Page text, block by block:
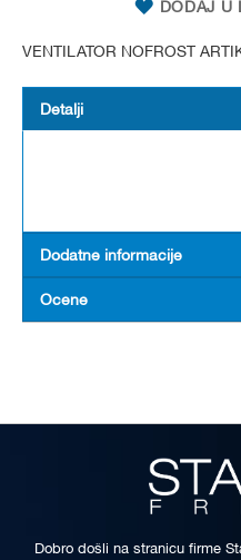
DODAJ U
VENTILATOR NOFROST
Detalji
Dodatne informacije
Ocene
Dobro došli na stranicu firme